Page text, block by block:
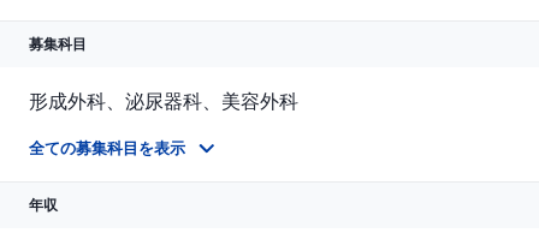
募集科目
形成外科、泌尿器科、美容外科
全ての募集科目を表示
年収